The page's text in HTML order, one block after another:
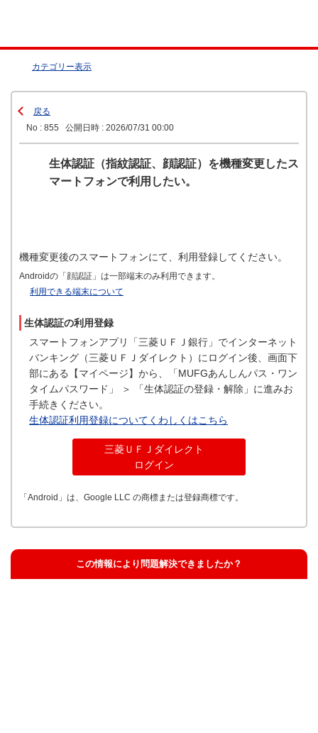
カテゴリー表示
戻る
No : 855
公開日時 : 2026/07/31 00:00
生体認証（指紋認証、顔認証）を機種変更したス
マートフォンで利用したい。
機種変更後のスマートフォンにて、利用登録してください。
Androidの「顔認証」は一部端末のみ利用できます。
利用できる端末について
生体認証の利用登録
スマートフォンアプリ「三菱ＵＦＪ銀行」でインターネット
バンキング（三菱ＵＦＪダイレクト）にログイン後、画面下
部にある【マイページ】から、「MUFGあんしんパス・ワン
タイムパスワード」 ＞ 「生体認証の登録・解除」に進みお
手続きください。
生体認証利用登録についてくわしくはこちら
三菱ＵＦＪダイレクト
ログイン
「Android」は、Google LLC の商標または登録商標です。
この情報により問題解決できましたか？